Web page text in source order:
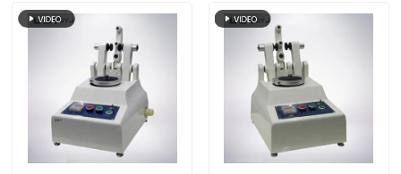
Ochrona przed
przeciążeniem i
zgodność z ISO11093-
automatycznego
powrotu